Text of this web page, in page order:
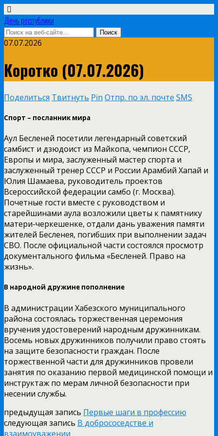
День республики
07.07.2026
Коротко (07.07.2026)
Поделиться Твитнуть Pin Отпр. по эл. почте SMS
Спорт – посланник мира
Аул Бесленей посетили легендарный советский
самбист и дзюдоист из Майкопа, чемпион СССР,
Европы и мира, заслуженный мастер спорта и
заслуженный тренер СССР и России Арамбий Хапай и
Юлия Шамаева, руководитель проектов
Всероссийской федерации самбо (г. Москва).
Почетные гости вместе с руководством и
старейшинами аула возложили цветы к памятнику
матери-черкешенке, отдали дань уважения памяти
жителей Бесленея, погибших при выполнении задач
СВО. После официальной части состоялся просмотр
документального фильма «Бесленей. Право на
жизнь».
В народной дружине пополнение
В администрации Хабезского муниципального
района состоялась торжественная церемония
вручения удостоверений народным дружинникам.
Восемь новых дружинников получили право стоять
на защите безопасности граждан. После
торжественной части для дружинников провели
занятия по оказанию первой медицинской помощи и
инструктаж по мерам личной безопасности при
несении службы.
предыдущая запись Первые шаги в профессию
следующая запись В добрососедстве и
взаимоуважении